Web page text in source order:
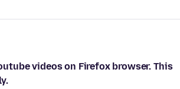
videos on Firefox browser. This